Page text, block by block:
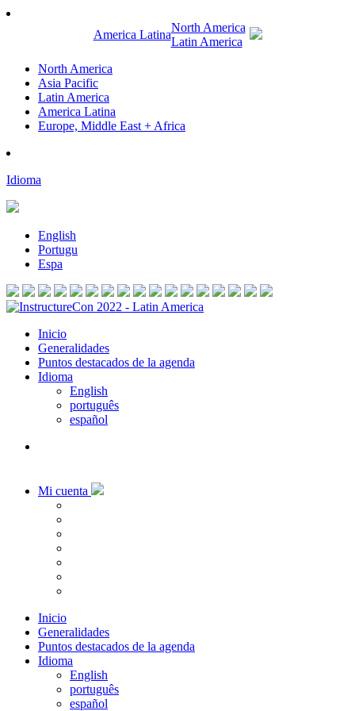
America Latina
North America
Latin America
North America
Asia Pacific
Latin America
America Latina
Europe, Middle East + Africa
Idioma
English
Portugu
Espa
Inicio
Generalidades
Puntos destacados de la agenda
Idioma
English
português
español
Mi cuenta
Inicio
Generalidades
Puntos destacados de la agenda
Idioma
English
português
español